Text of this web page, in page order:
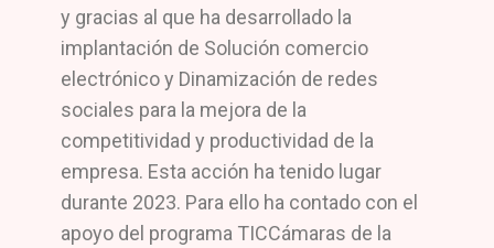
y gracias al que ha desarrollado la
implantación de Solución comercio
electrónico y Dinamización de redes
sociales para la mejora de la
competitividad y productividad de la
empresa. Esta acción ha tenido lugar
durante 2023. Para ello ha contado con el
apoyo del programa TICCámaras de la